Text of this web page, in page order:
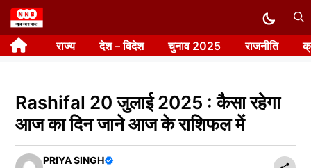
Skip
to
content राज्य देश – विदेश चुनाव 2025 राजनीति
Rashifal 20 जुलाई 2025 : कैसा रहेगा
आज का दिन जाने आज के राशिफल में
PRIYA SINGH